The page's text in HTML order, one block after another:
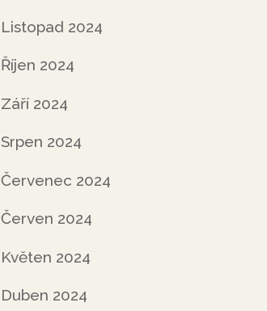
Listopad 2024
Říjen 2024
Září 2024
Srpen 2024
Červenec 2024
Červen 2024
Květen 2024
Duben 2024